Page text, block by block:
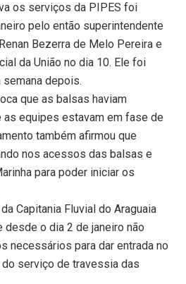
os serviços da PIPES foi
pelo então superintendente
Bezerra de Melo Pereira e
da União no dia 10. Ele foi
depois.
que as balsas haviam
as equipes estavam em fase de
também afirmou que
nos acessos das balsas e
para poder iniciar os
Capitania Fluvial do Araguaia
desde o dia 2 de janeiro não
necessários para dar entrada no
serviço de travessia das